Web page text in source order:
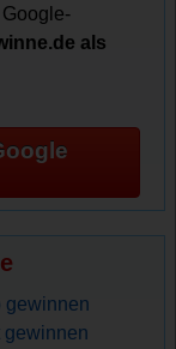
als
gewinnen
gewinnen